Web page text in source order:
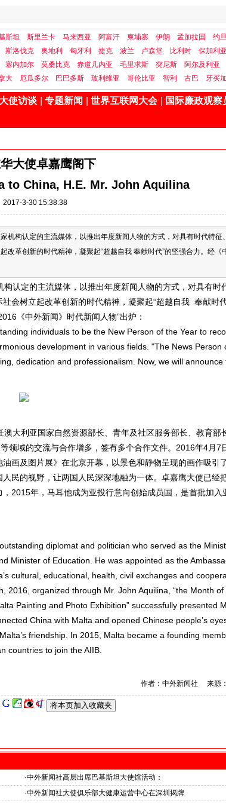
斯坦 斯里兰卡 马来西亚 阿富汗 柬埔寨 伊朗 孟加拉国 约
斯洛伐克 奥地利 匈牙利 捷克 波兰 卢森堡 比利时 保加利亚
塞内加尔 莫桑比克 赤道几内亚 毛里求斯 突尼斯 阿尔及利亚
大 厄瓜多尔 巴巴多斯 玻利维亚 哥伦比亚 智利 古巴 牙买加
大使访谈 专题新闻 世界互联网大会 国际廉政观察
大使卓嘉鹰阁下
to China, H.E. Mr. John Aquilina
2017-3-30 15:38:38
机构认定的主流媒体，以推出年度新闻人物的方式，对具有时代特征
改革创新的时代精神，凝聚起“超越自我 奉献时代”的坚强合力。经《
认定的主流媒体，以推出年度新闻人物的方式，对具有时
会树立起改革创新的时代精神，凝聚起“超越自我 奉献时
《中外新闻》时代新闻人物”出炉：
individuals to be the New Person of the Year to
development in various fields. "The News Person
dedication and professionalism. Now, we will announce
大利亚国家自然资源部长、青年及社区服务部长、教育部
领域的交流与合作增多，签有多个合作文件。2016年4月7
及图片展》在北京开幕，以景色和静物呈现的画作吸引
民的视野，让两国人民深深地融为一体。卓嘉鹰大使已经
2015年，马耳他成为亚投行意向创始成员国，是首批加入
diplomat and politician who served as the
Minister of Education. He was appointed as the
cultural, educational, health, civil exchanges and
organized through Mr. John Aquilina, “the Month of
Painting and Photo Exhibition” successfully presented
China with Malta and opened Chinese people’s
friendship. In 2015, Malta became a founding
countries to join the AIIB.
作者：中外新闻社 来源
·中外新闻社高层出席巴基斯坦大使馆活动：
医药、保健和生物科技职业技术教育与培训专题研讨会
·中外新闻社大使俱乐部大健康运营中心在深圳揭牌